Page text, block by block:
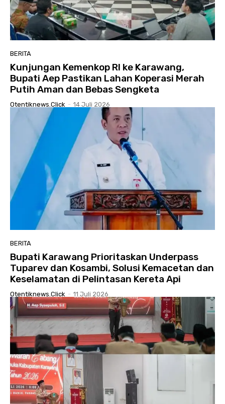
BERITA
Kunjungan Kemenkop RI ke Karawang,
Bupati Aep Pastikan Lahan Koperasi Merah
Putih Aman dan Bebas Sengketa
Otentiknews.click - 14 Juli 2026
BERITA
Bupati Karawang Prioritaskan Underpass
Tuparev dan Kosambi, Solusi Kemacetan dan
Keselamatan di Pelintasan Kereta Api
Otentiknews.click - 11 Juli 2026